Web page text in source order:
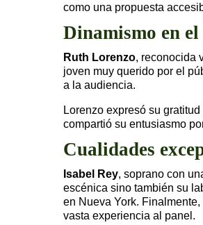
como una propuesta
Dinamismo en
Ruth Lorenzo, reconocida
joven muy querido por el
a la audiencia.
Lorenzo expresó su
compartió su entusiasmo
Cualidades
Isabel Rey, soprano con
escénica sino también su
en Nueva York. Finalmente,
vasta experiencia al panel.